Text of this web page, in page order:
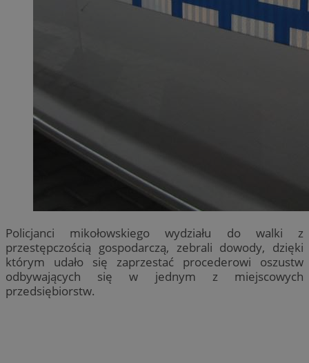
Policjanci mikołowskiego wydziału do walki z
przestępczością gospodarczą, zebrali dowody, dzięki
którym udało się zaprzestać procederowi oszustw
odbywających się w jednym z miejscowych
przedsiębiorstw.